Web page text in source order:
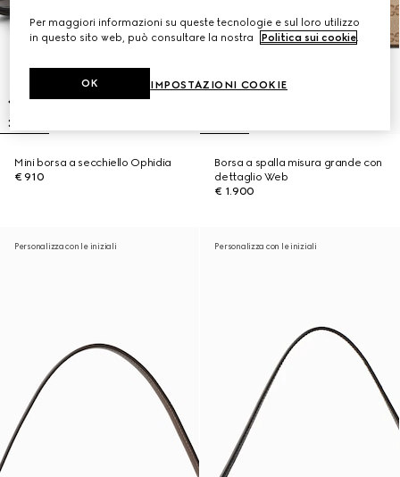
Mini borsa a secchiello Ophidia
€ 910
Borsa a spalla misura grande con
dettaglio Web
€ 1.900
Personalizza con le iniziali Personalizza con le iniziali
Per maggiori informazioni su queste tecnologie e sul loro utilizzo
in questo sito web, può consultare la nostra
Politica sui cookie.
IMPOSTAZIONI COOKIE
OK